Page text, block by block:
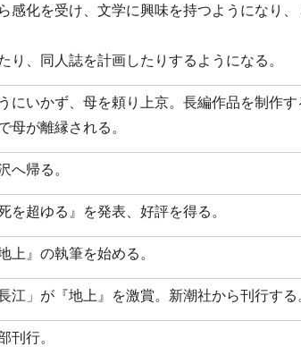
感化を受け、文学に興味を持つようになり
り、同人誌を計画したりするようになる。
にいかず、母を頼り上京。長編作品を制作
母が離縁される。
へ帰る。
を超ゆる』を発表、好評を得る。
上』の執筆を始める。
江」が『地上』を激賞。新潮社から刊行する
刊行。